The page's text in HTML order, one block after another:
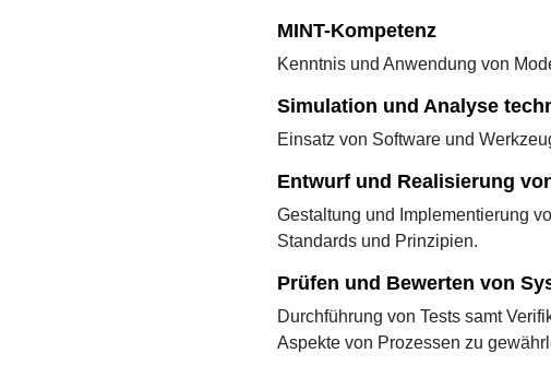
MINT-Kompetenz
Kenntnis und Anwendung von
Simulation und Analyse
Einsatz von Software und
Entwurf und Realisierung
Gestaltung und Implementierung
Standards und Prinzipien.
Prüfen und Bewerten von
Durchführung von Tests samt
Aspekte von Prozessen zu